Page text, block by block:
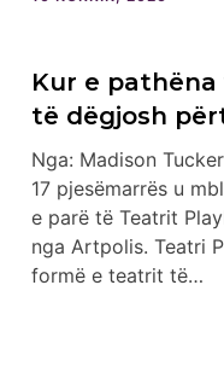
Kur e
të dëgjosh
Nga: Madison
17 pjesëmarrës u
e parë të Teatrit
nga Artpolis. Teatri
formë e teatrit të…